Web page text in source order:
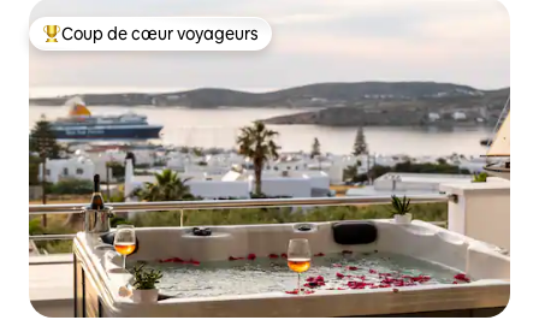
Coups de cœur voyageurs les plus appréciés
Coup de cœur voyageurs